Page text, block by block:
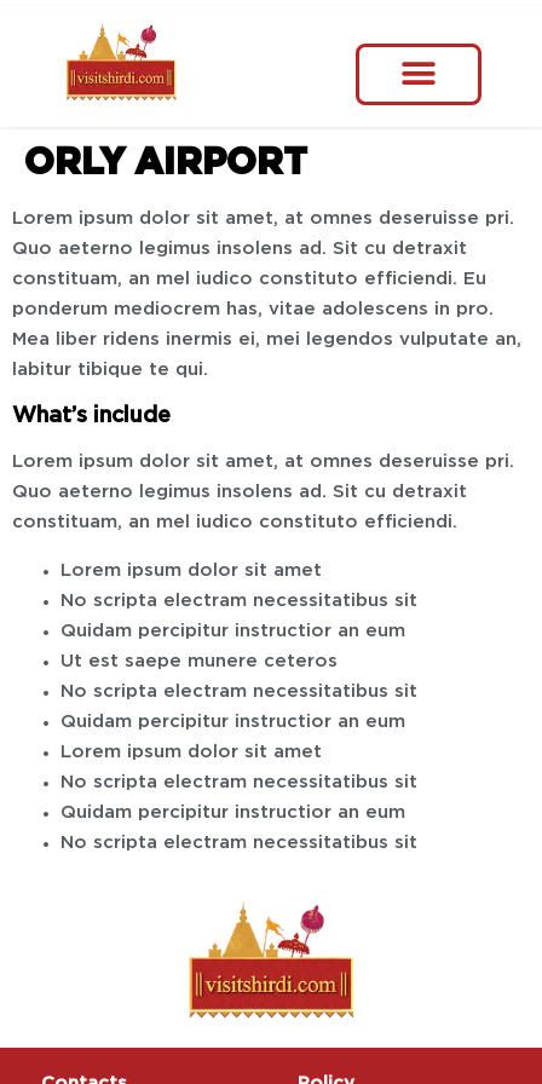
ORLY AIRPORT
Lorem ipsum dolor sit amet, at omnes deseruisse pri.
Quo aeterno legimus insolens ad. Sit cu detraxit
constituam, an mel iudico constituto efficiendi. Eu
ponderum mediocrem has, vitae adolescens in pro.
Mea liber ridens inermis ei, mei legendos vulputate an,
labitur tibique te qui.
What’s include
Lorem ipsum dolor sit amet, at omnes deseruisse pri.
Quo aeterno legimus insolens ad. Sit cu detraxit
constituam, an mel iudico constituto efficiendi.
Lorem ipsum dolor sit amet
No scripta electram necessitatibus sit
Quidam percipitur instructior an eum
Ut est saepe munere ceteros
No scripta electram necessitatibus sit
Quidam percipitur instructior an eum
Lorem ipsum dolor sit amet
No scripta electram necessitatibus sit
Quidam percipitur instructior an eum
No scripta electram necessitatibus sit